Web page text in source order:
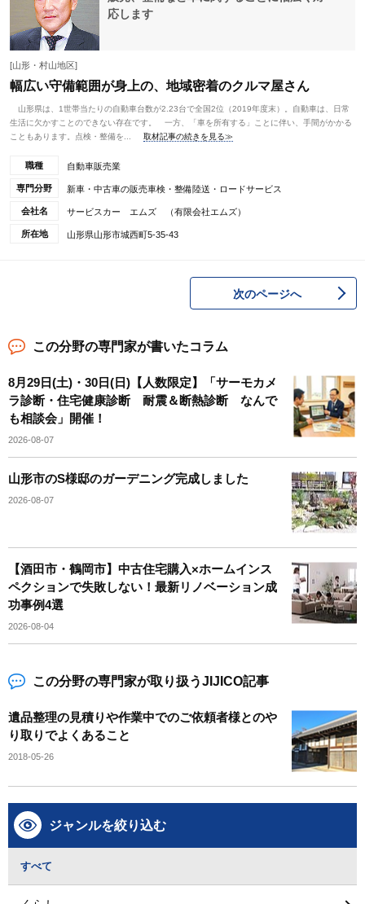
応します
[山形・村山地区]
幅広い守備範囲が身上の、地域密着のクルマ屋さん
山形県は、1世帯当たりの自動車台数が2.23台で全国2位（2019年度末）。自動車は、日常
生活に欠かすことのできない存在です。 一方、「車を所有する」ことに伴い、手間がかかる
こともあります。点検・整備を...
取材記事の続きを見る≫
職種 自動車販売業
専門分野 新車・中古車の販売車検・整備陸送・ロードサービス
会社名 サービスカー エムズ （有限会社エムズ）
所在地 山形県山形市城西町5-35-43
次のページへ
この分野の専門家が書いたコラム
8月29日(土)・30日(日)【人数限定】「サーモカメ
ラ診断・住宅健康診断 耐震＆断熱診断 なんで
も相談会」開催！
2026-08-07
山形市のS様邸のガーデニング完成しました
2026-08-07
【酒田市・鶴岡市】中古住宅購入×ホームインス
ペクションで失敗しない！最新リノベーション成
功事例4選
2026-08-04
この分野の専門家が取り扱うJIJICO記事
遺品整理の見積りや作業中でのご依頼者様とのや
り取りでよくあること
2018-05-26
ジャンルを絞り込む
すべて